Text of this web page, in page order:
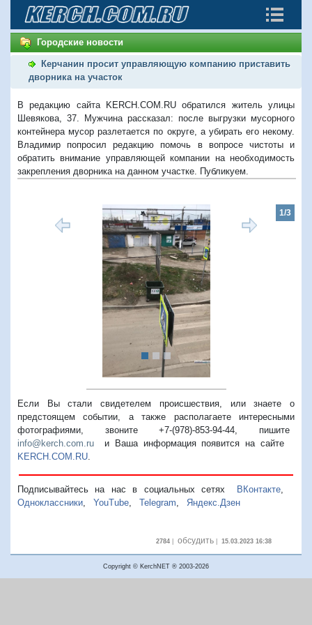
Городские новости
Керчанин просит управляющую компанию приставить
дворника на участок
В редакцию сайта KERCH.COM.RU обратился житель улицы
Шевякова, 37. Мужчина рассказал: после выгрузки мусорного
контейнера мусор разлетается по округе, а убирать его некому.
Владимир попросил редакцию помочь в вопросе чистоты и
обратить внимание управляющей компании на необходимость
закрепления дворника на данном участке. Публикуем.
1/3
Если Вы стали свидетелем происшествия, или знаете о
предстоящем событии, а также располагаете интересными
фотографиями, звоните +7-(978)-853-94-44, пишите
info@kerch.com.ru и Ваша информация появится на сайте
KERCH.COM.RU.
Подписывайтесь на нас в социальных сетях ВКонтакте,
Одноклассники, YouTube, Telegram, Яндекс.Дзен
2784| обсудить| 15.03.2023 16:38
Copyright © KerchNET ® 2003-2026